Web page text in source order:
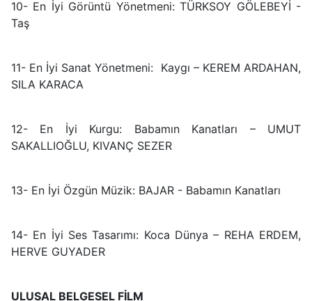
10- En İyi Görüntü Yönetmeni: TÜRKSOY GÖLEBEYİ -
Taş
11- En İyi Sanat Yönetmeni: Kaygı – KEREM ARDAHAN,
SILA KARACA
12- En İyi Kurgu: Babamın Kanatları – UMUT
SAKALLIOĞLU, KIVANÇ SEZER
13- En İyi Özgün Müzik: BAJAR - Babamın Kanatları
14- En İyi Ses Tasarımı: Koca Dünya – REHA ERDEM,
HERVE GUYADER
ULUSAL BELGESEL FİLM